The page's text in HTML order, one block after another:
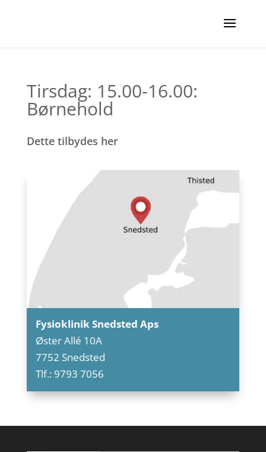
Tirsdag: 15.00-16.00:
Børnehold
Dette tilbydes her
Fysioklinik Snedsted Aps
Øster Allé 10A
7752 Snedsted
Tlf.: 9793 7056